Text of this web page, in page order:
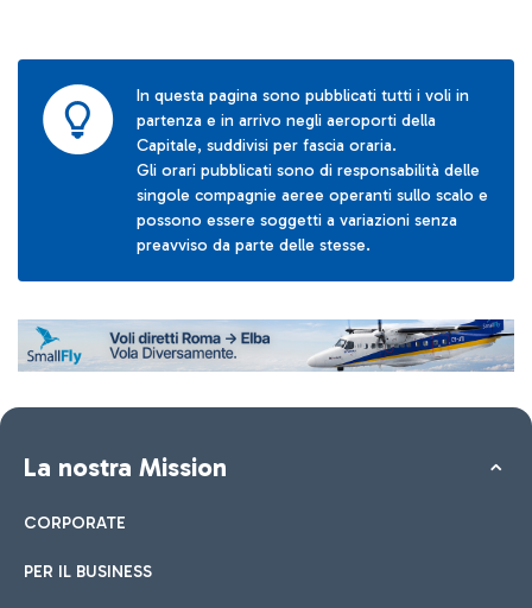
In questa pagina sono pubblicati tutti i voli in
partenza e in arrivo negli aeroporti della
Capitale, suddivisi per fascia oraria.
Gli orari pubblicati sono di responsabilità delle
singole compagnie aeree operanti sullo scalo e
possono essere soggetti a variazioni senza
preavviso da parte delle stesse.
La nostra Mission
CORPORATE
PER IL BUSINESS